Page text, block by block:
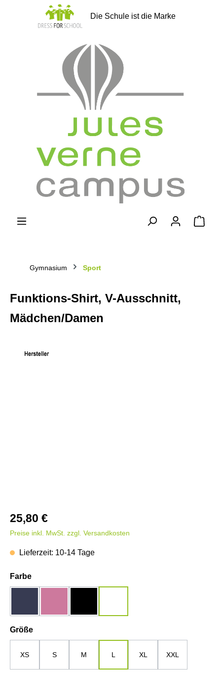
springen
Die Schule ist die Marke
Gymnasium Sport
Funktions-Shirt, V-Ausschnitt,
Mädchen/Damen
25,80 €
Preise inkl. MwSt. zzgl. Versandkosten
Lieferzeit: 10-14 Tage
Farbeauswählen
Größeauswählen
XS S M L XL XXL